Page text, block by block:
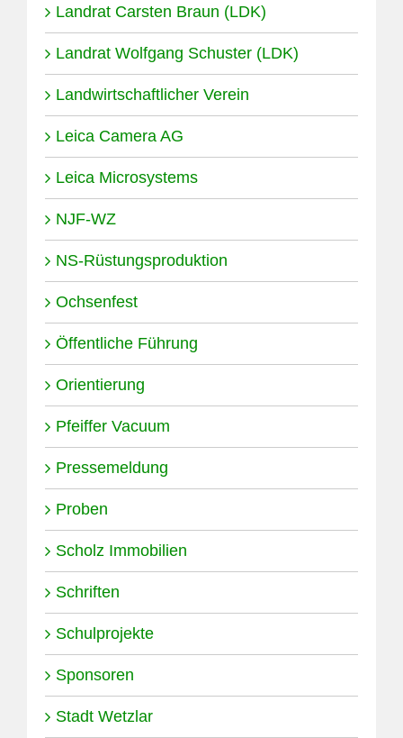
Landrat Carsten Braun (LDK)
Landrat Wolfgang Schuster (LDK)
Landwirtschaftlicher Verein
Leica Camera AG
Leica Microsystems
NJF-WZ
NS-Rüstungsproduktion
Ochsenfest
Öffentliche Führung
Orientierung
Pfeiffer Vacuum
Pressemeldung
Proben
Scholz Immobilien
Schriften
Schulprojekte
Sponsoren
Stadt Wetzlar